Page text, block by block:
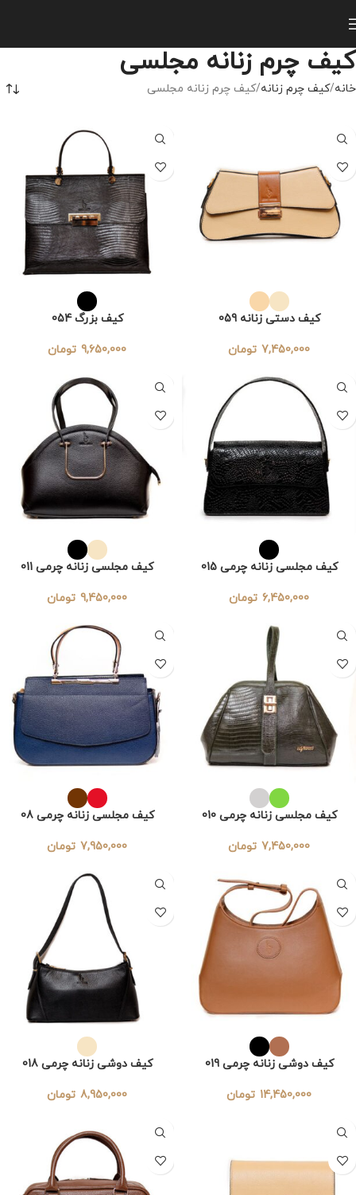
کیف چرم زنانه مجلسی
خانه کیف چرم زنانه کیف چرم زنانه مجلسی
کیف دستی زنانه 059
7,450,000 تومان
کیف بزرگ 054
9,650,000 تومان
کیف مجلسی زنانه چرمی 015
6,450,000 تومان
کیف مجلسی زنانه چرمی 011
9,450,000 تومان
کیف مجلسی زنانه چرمی 010
7,450,000 تومان
کیف مجلسی زنانه چرمی 08
7,950,000 تومان
کیف دوشی زنانه چرمی 019
14,450,000 تومان
کیف دوشی زنانه چرمی 018
8,950,000 تومان